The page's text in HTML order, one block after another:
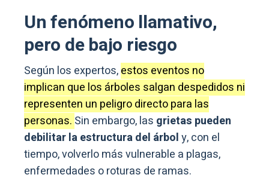
Un fenómeno llamativo,
pero de bajo riesgo
Según los expertos,estos eventos no
implican que los árboles salgan despedidos ni
representen un peligro directo para las
personas. Sin embargo, las grietas pueden
debilitar la estructura del árboly, con el
tiempo, volverlo más vulnerable a plagas,
enfermedades o roturas de ramas.